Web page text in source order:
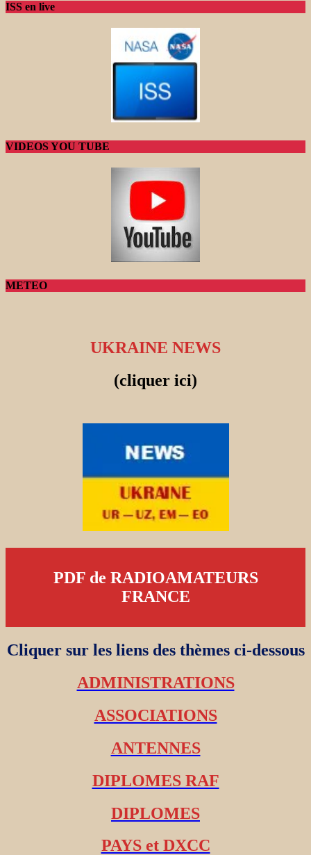
ISS en live
VIDEOS YOU TUBE
METEO
UKRAINE NEWS
(cliquer ici)
PDF de RADIOAMATEURS
FRANCE
Cliquer sur les liens des thèmes ci-dessous
ADMINISTRATIONS
ASSOCIATIONS
ANTENNES
DIPLOMES RAF
DIPLOMES
PAYS et DXCC